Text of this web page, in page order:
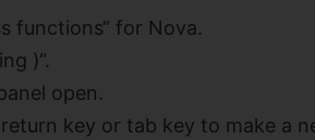
functions“ for Nova.
)“.
open.
key or tab key to make a